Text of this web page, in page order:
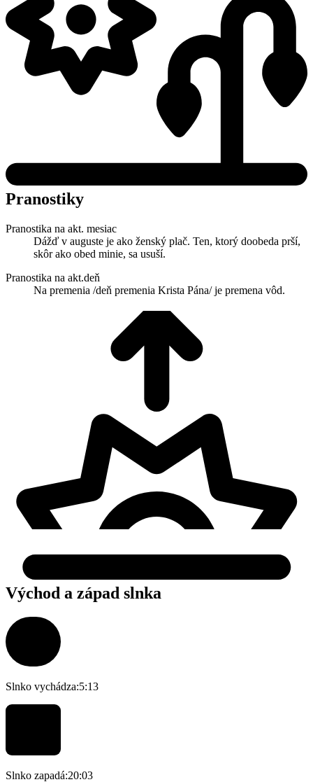
Pranostiky
Pranostika na akt. mesiac
Dážď v auguste je ako ženský plač. Ten, ktorý doobeda prší,
skôr ako obed minie, sa usuší.
Pranostika na akt.deň
Na premenia /deň premenia Krista Pána/ je premena vôd.
Východ a západ slnka
Slnko vychádza:5:13
Slnko zapadá:20:03